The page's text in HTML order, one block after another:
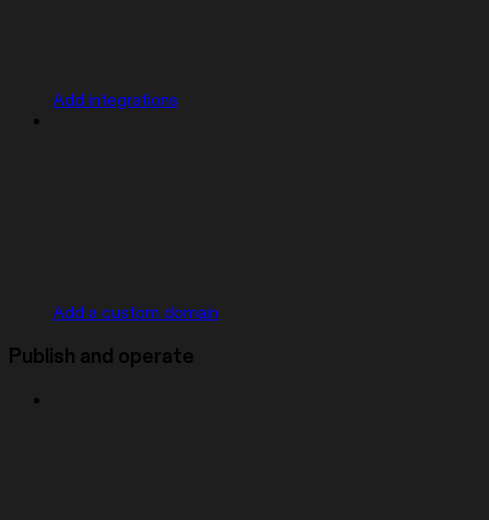
Add integrations
Add a custom domain
Publish and operate